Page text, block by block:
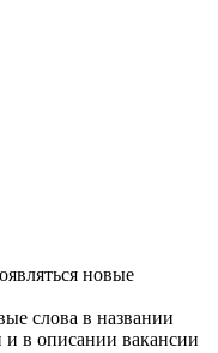
новые
слова в названии
в описании вакансии